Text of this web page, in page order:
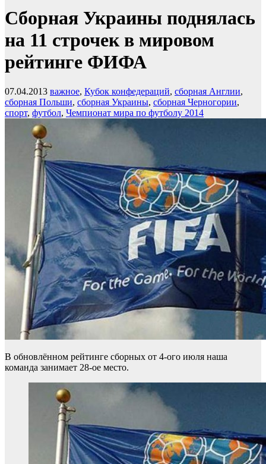
Сборная Украины поднялась
на 11 строчек в мировом
рейтинге ФИФА
07.04.2013 важное, Кубок конфедераций, сборная Англии,
сборная Польши, сборная Украины, сборная Черногории,
спорт, футбол, Чемпионат мира по футболу 2014
В обновлённом рейтинге сборных от 4-ого июля наша
команда занимает 28-ое место.